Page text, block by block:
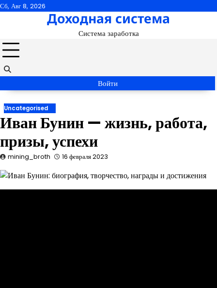
Перейти
Сб, Авг 8, 2026
Доходная система
Система заработка
Войти
Uncategorised
Иван Бунин — жизнь, работа,
призы, успехи
mining_broth 16 февраля 2023